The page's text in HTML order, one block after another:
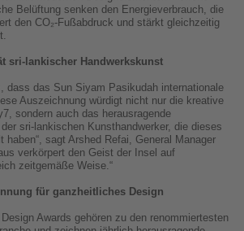
Belüftung senken den Energieverbrauch, die
den CO₂-Fußabdruck und stärkt gleichzeitig
sri-lankischer Handwerkskunst
dass das Sun Siyam Pasikudah internationale
Auszeichnung würdigt nicht nur die kreative
sondern auch das herausragende
sri-lankischen Kunsthandwerker, die dieses
haben“, sagt Arshed Refai, General Manager
verkörpert den Geist der Insel auf
zeitgemäße Weise.“
für ganzheitliches Design
Awards gehören zu den renommiertesten